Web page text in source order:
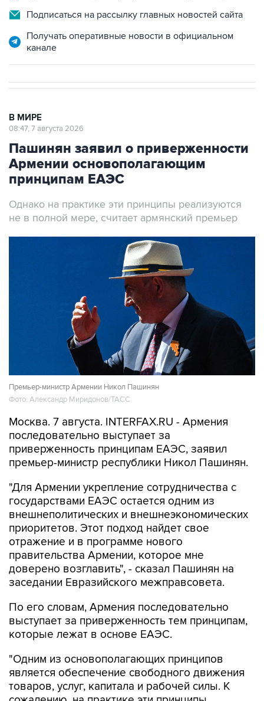
Подписаться на рассылку главных новостей сайта
Получать оперативные новости в официальном
канале
В МИРЕ
08:47, 7 августа 2026
Пашинян заявил о приверженности
Армении основополагающим
принципам ЕАЭС
Однако на практике эти принципы реализуются
не в полной мере, считает армянский премьер
Премьер-министр Армении Никол Пашинян
Фото: Александр Миридонов/ТАСС
Москва. 7 августа. INTERFAX.RU - Армения
последовательно выступает за
приверженность принципам ЕАЭС, заявил
премьер-министр республики Никол Пашинян.
"Для Армении укрепление сотрудничества с
государствами ЕАЭС остается одним из
внешнеполитических и внешнеэкономических
приоритетов. Этот подход найдет свое
отражение и в программе нового
правительства Армении, которое мне
доверено возглавить", - сказал Пашинян на
заседании Евразийского межправсовета.
По его словам, Армения последовательно
выступает за приверженность тем принципам,
которые лежат в основе ЕАЭС.
"Одним из основополагающих принципов
является обеспечение свободного движения
товаров, услуг, капитала и рабочей силы. К